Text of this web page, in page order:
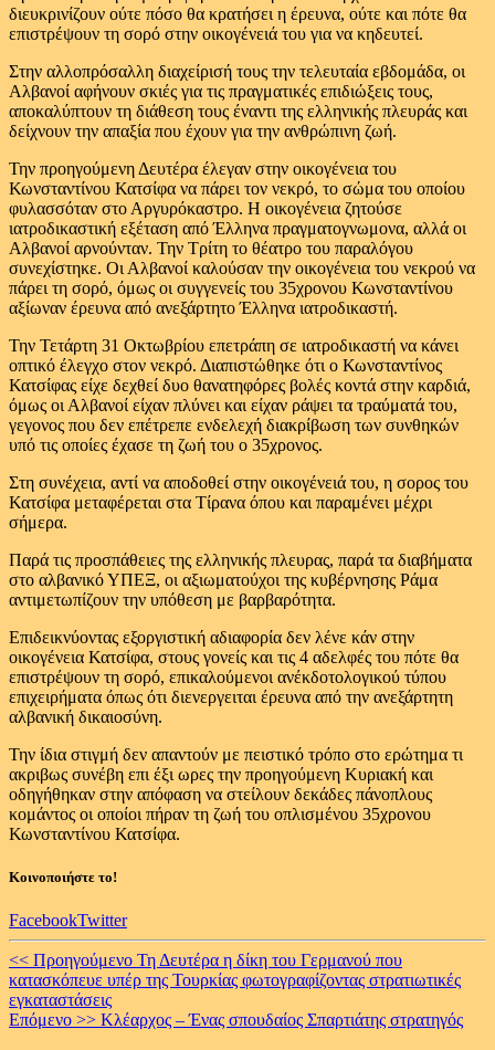
διευκρινίζουν ούτε πόσο θα κρατήσει η έρευνα, ούτε και πότε θα
επιστρέψουν τη σορό στην οικογένειά του για να κηδευτεί.
Στην αλλοπρόσαλλη διαχείρισή τους την τελευταία εβδομάδα, οι
Αλβανοί αφήνουν σκιές για τις πραγματικές επιδιώξεις τους,
αποκαλύπτουν τη διάθεση τους έναντι της ελληνικής πλευράς και
δείχνουν την απαξία που έχουν για την ανθρώπινη ζωή.
Την προηγούμενη Δευτέρα έλεγαν στην οικογένεια του
Κωνσταντίνου Κατσίφα να πάρει τον νεκρό, το σώμα του οποίου
φυλασσόταν στο Αργυρόκαστρο. Η οικογένεια ζητούσε
ιατροδικαστική εξέταση από Έλληνα πραγματογνωμονα, αλλά οι
Αλβανοί αρνούνταν. Την Τρίτη το θέατρο του παραλόγου
συνεχίστηκε. Οι Αλβανοί καλούσαν την οικογένεια του νεκρού να
πάρει τη σορό, όμως οι συγγενείς του 35χρονου Κωνσταντίνου
αξίωναν έρευνα από ανεξάρτητο Έλληνα ιατροδικαστή.
Την Τετάρτη 31 Οκτωβρίου επετράπη σε ιατροδικαστή να κάνει
οπτικό έλεγχο στον νεκρό. Διαπιστώθηκε ότι ο Κωνσταντίνος
Κατσίφας είχε δεχθεί δυο θανατηφόρες βολές κοντά στην καρδιά,
όμως οι Αλβανοί είχαν πλύνει και είχαν ράψει τα τραύματά του,
γεγονος που δεν επέτρεπε ενδελεχή διακρίβωση των συνθηκών
υπό τις οποίες έχασε τη ζωή του ο 35χρονος.
Στη συνέχεια, αντί να αποδοθεί στην οικογένειά του, η σορος του
Κατσίφα μεταφέρεται στα Τίρανα όπου και παραμένει μέχρι
σήμερα.
Παρά τις προσπάθειες της ελληνικής πλευρας, παρά τα διαβήματα
στο αλβανικό ΥΠΕΞ, οι αξιωματούχοι της κυβέρνησης Ράμα
αντιμετωπίζουν την υπόθεση με βαρβαρότητα.
Επιδεικνύοντας εξοργιστική αδιαφορία δεν λένε κάν στην
οικογένεια Κατσίφα, στους γονείς και τις 4 αδελφές του πότε θα
επιστρέψουν τη σορό, επικαλούμενοι ανέκδοτολογικού τύπου
επιχειρήματα όπως ότι διενεργειται έρευνα από την ανεξάρτητη
αλβανική δικαιοσύνη.
Την ίδια στιγμή δεν απαντούν με πειστικό τρόπο στο ερώτημα τι
ακριβως συνέβη επι έξι ωρες την προηγούμενη Κυριακή και
οδηγήθηκαν στην απόφαση να στείλουν δεκάδες πάνοπλους
κομάντος οι οποίοι πήραν τη ζωή του οπλισμένου 35χρονου
Κωνσταντίνου Κατσίφα.
Κοινοποιήστε το!
FacebookTwitter
Continue
Reading
<< Προηγούμενο Τη Δευτέρα η δίκη του Γερμανού που
κατασκόπευε υπέρ της Τουρκίας φωτογραφίζοντας στρατιωτικές
εγκαταστάσεις
Επόμενο >> Κλέαρχος – Ένας σπουδαίος Σπαρτιάτης στρατηγός